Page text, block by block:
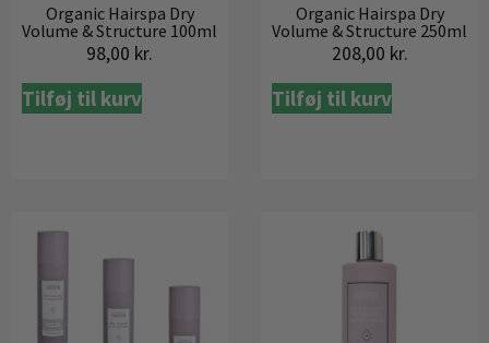
Organic Hairspa Dry
Volume & Structure 100ml
98,00 kr.
Tilføj til kurv
Organic Hairspa Dry
Volume & Structure 250ml
208,00 kr.
Tilføj til kurv